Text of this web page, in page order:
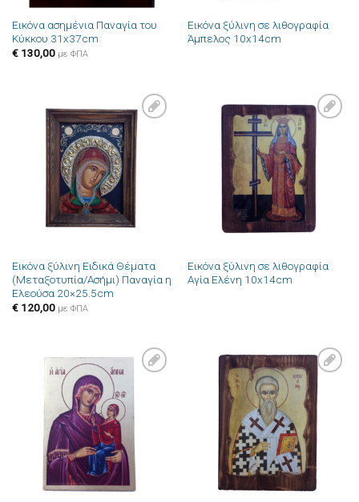
Εικόνα ασημένια Παναγία του
Κύκκου 31x37cm
€130,00 με ΦΠΑ
Εικόνα ξύλινη σε λιθογραφία
Άμπελος 10x14cm
Πρόσθήκη
στην λίστα
επιθυμιών
Εικόνα ξύλινη Ειδικά Θέματα
(Μεταξοτυπία/Ασήμι) Παναγία η
Ελεούσα 20×25.5cm
€120,00 με ΦΠΑ
Πρόσθήκη
στην λίστα
επιθυμιών
Εικόνα ξύλινη σε λιθογραφία
Αγία Ελένη 10x14cm
στην λίστα
επιθυμιών
Πρόσθήκη
στην λίστα
επιθυμιών